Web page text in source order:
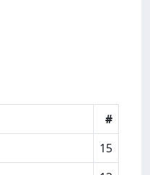
#
15